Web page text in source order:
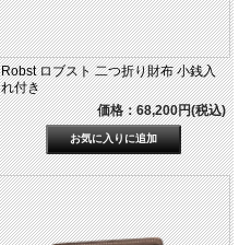
Robst ロブスト 二つ折り財布 小銭入
れ付き
価格：68,200円(税込)